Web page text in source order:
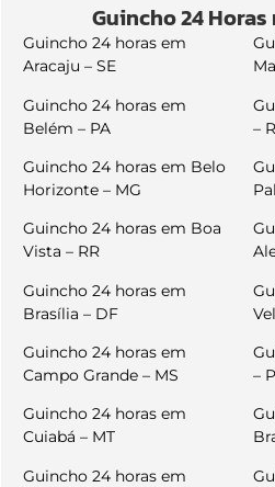
Guincho 24
Guincho 24 horas em
Aracaju – SE
Guincho 24 horas em
Belém – PA
Guincho 24 horas em Belo
Horizonte – MG
Guincho 24 horas em Boa
Vista – RR
Guincho 24 horas em
Brasília – DF
Guincho 24 horas em
Campo Grande – MS
Guincho 24 horas em
Cuiabá – MT
Guincho 24 horas em
–
–